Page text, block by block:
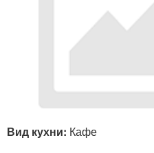
Вид кухни: Кафе